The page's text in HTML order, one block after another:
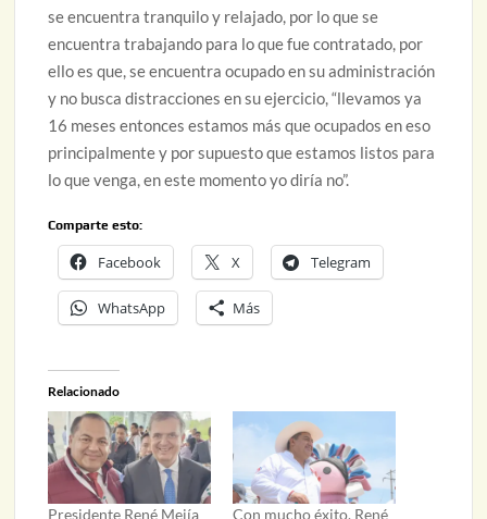
se encuentra tranquilo y relajado, por lo que se
encuentra trabajando para lo que fue contratado, por
ello es que, se encuentra ocupado en su administración
y no busca distracciones en su ejercicio, “llevamos ya
16 meses entonces estamos más que ocupados en eso
principalmente y por supuesto que estamos listos para
lo que venga, en este momento yo diría no”.
Comparte esto:
Facebook X Telegram
WhatsApp Más
Relacionado
Presidente René Mejía Con mucho éxito, René